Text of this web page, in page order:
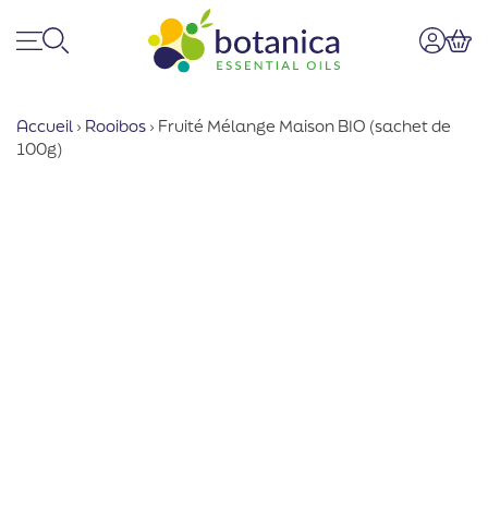
Accueil › Rooibos › Fruité Mélange Maison BIO (sachet de
100g)